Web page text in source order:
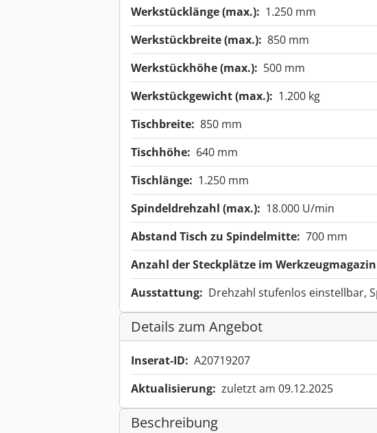
Werkstücklänge (max.): 1.250 mm
Werkstückbreite (max.): 850 mm
Werkstückhöhe (max.): 500 mm
Werkstückgewicht (max.): 1.200 kg
Tischbreite: 850 mm
Tischhöhe: 640 mm
Tischlänge: 1.250 mm
Spindeldrehzahl (max.): 18.000 U/min
Abstand Tisch zu Spindelmitte: 700 mm
Anzahl der Steckplätze im
Ausstattung: Drehzahl stufenlos einstellbar,
Details zum Angebot
Inserat-ID: A20719207
Aktualisierung: zuletzt am 09.12.2025
Beschreibung